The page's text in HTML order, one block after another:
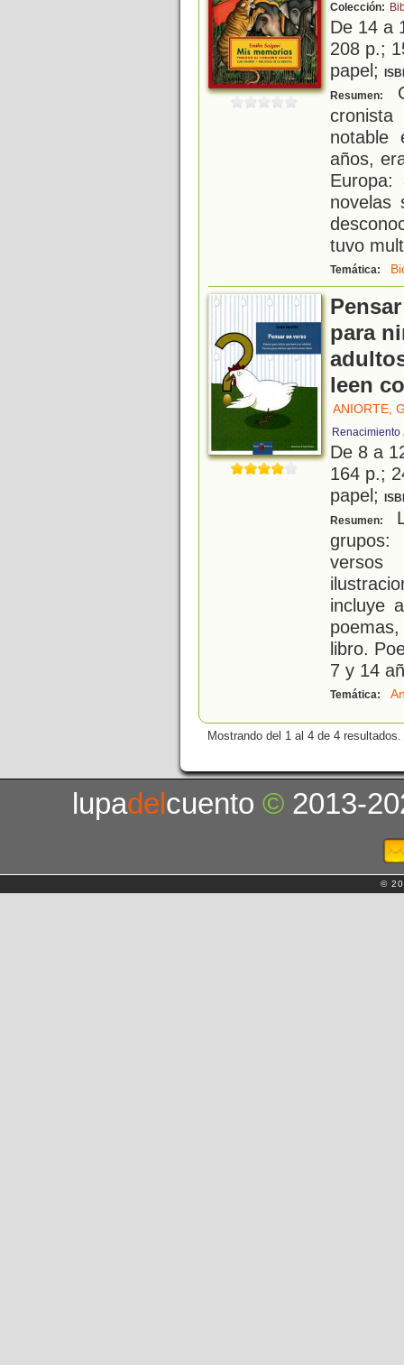
Colección:
De 14 a
208 p.;
papel;
Resumen:
notable
años,
novelas
tuvo
Temática:
para
leen
ANIORTE,
Renacimiento
De 8 a
164 p.;
papel;
Resumen:
grupos:
versos
incluye
libro.
7 y 14
Temática:
Mostrando del 1 al 4 de 4 resultados.
lupadelcuento© 2013-
©